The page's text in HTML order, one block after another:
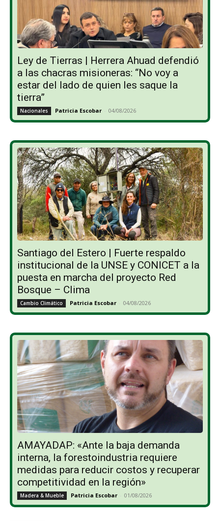
Ley de Tierras | Herrera Ahuad defendió
a las chacras misioneras: “No voy a
estar del lado de quien les saque la
tierra”
Nacionales Patricia Escobar - 04/08/2026
Santiago del Estero | Fuerte respaldo
institucional de la UNSE y CONICET a la
puesta en marcha del proyecto Red
Bosque – Clima
Cambio Climático Patricia Escobar - 04/08/2026
AMAYADAP: «Ante la baja demanda
interna, la forestoindustria requiere
medidas para reducir costos y recuperar
competitividad en la región»
Madera & Mueble Patricia Escobar - 01/08/2026